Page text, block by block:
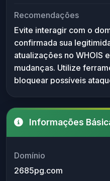
se cautela ao acessar
domínio até que sua
confirmada. Usuários e
monitorar o domínio por
verificar listas negras. A
registra um risco de
Recomendações
Evite interagir com o
confirmada sua
atualizações no WHOIS
mudanças. Utilize
bloquear possíveis
esse domínio.
Informações
Domínio
2685pg.com